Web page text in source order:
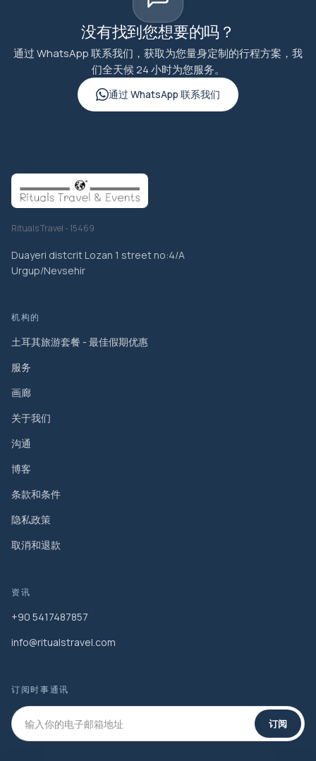
没有找到您想要的吗？
通过 WhatsApp 联系我们，获取为您量身定制的行程方案，我
们全天候 24 小时为您服务。
通过 WhatsApp 联系我们
Rituals Travel - 15469
Duayeri distcrit Lozan 1 street no:4/A
Urgup/Nevsehir
机构的
土耳其旅游套餐 - 最佳假期优惠
服务
画廊
关于我们
沟通
博客
条款和条件
隐私政策
取消和退款
资讯
+90 5417487857
info@ritualstravel.com
订阅时事通讯
订阅